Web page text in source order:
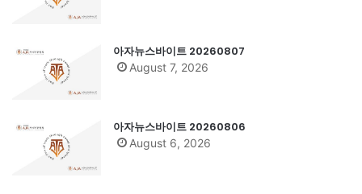
아자뉴스바이트 20260807
August 7, 2026
아자뉴스바이트 20260806
August 6, 2026